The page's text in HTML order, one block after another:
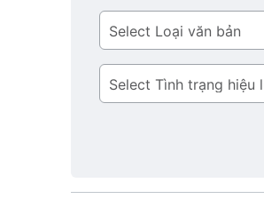
Loại
văn
bản
Tình
trạng